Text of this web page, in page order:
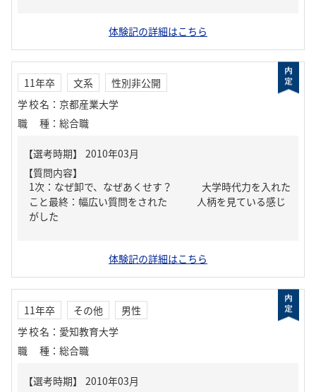
体験記の詳細はこちら
11年卒 文系
性別非公開
学校名 ： 京都産業大学
職種 ： 総合職
【質問内容】
1次：なぜ卸で、なぜあくせす？ 大学時代力を入れた
こと最終：幅広い質問をされた 人柄を見ている感じ
がした
体験記の詳細はこちら
11年卒 その他
男性
学校名 ： 愛知教育大学
職種 ： 総合職